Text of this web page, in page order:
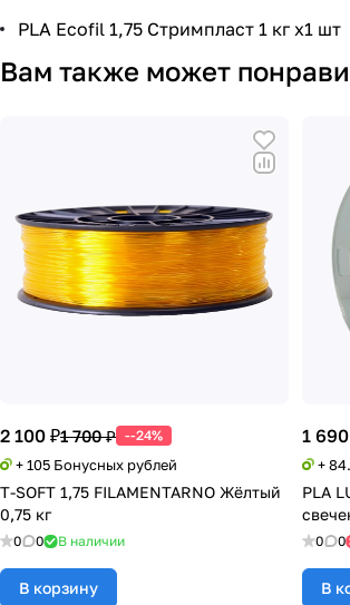
PLA Ecofil 1,75 Стримпласт 1 кг x1 шт
Вам также может
2 100 ₽1 700 ₽ --24%
+ 105 Бонусных рублей
T-SOFT 1,75 FILAMENTARNO Жёлтый
0,75 кг
0 0 В наличии
В корзину
1
+
PLA
0 0
В